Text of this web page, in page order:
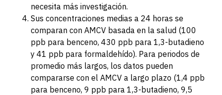
necesita más investigación.
Sus concentraciones medias a 24 horas se
comparan con AMCV basada en la salud (100
ppb para benceno, 430 ppb para 1,3-butadieno
y 41 ppb para formaldehído). Para periodos de
promedio más largos, los datos pueden
compararse con el AMCV a largo plazo (1,4 ppb
para benceno, 9 ppb para 1,3-butadieno, 9,5